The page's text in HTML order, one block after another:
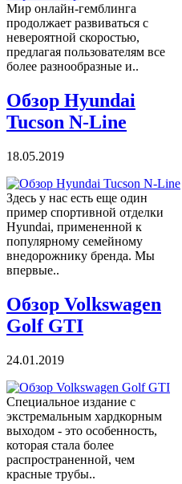
Мир онлайн-гемблинга
продолжает развиваться с
невероятной скоростью,
предлагая пользователям все
более разнообразные и..
Обзор Hyundai
Tucson N-Line
18.05.2019
Здесь у нас есть еще один
пример спортивной отделки
Hyundai, примененной к
популярному семейному
внедорожнику бренда. Мы
впервые..
Обзор Volkswagen
Golf GTI
24.01.2019
Специальное издание с
экстремальным хардкорным
выходом - это особенность,
которая стала более
распространенной, чем
красные трубы..